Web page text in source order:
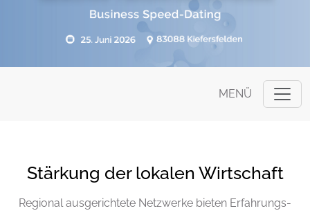
MENÜ
Stärkung der lokalen Wirtschaft
Regional ausgerichtete Netzwerke bieten Erfahrungs-